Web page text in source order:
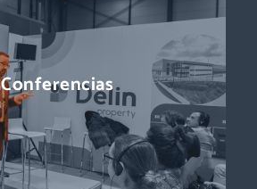
Conferencias